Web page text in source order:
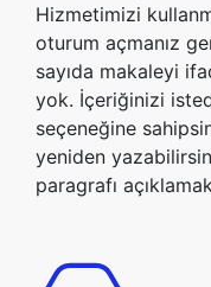
Hizmetimizi
oturum açmanız
sayıda makaleyi
yok. İçeriğinizi
seçeneğine
yeniden
paragrafı